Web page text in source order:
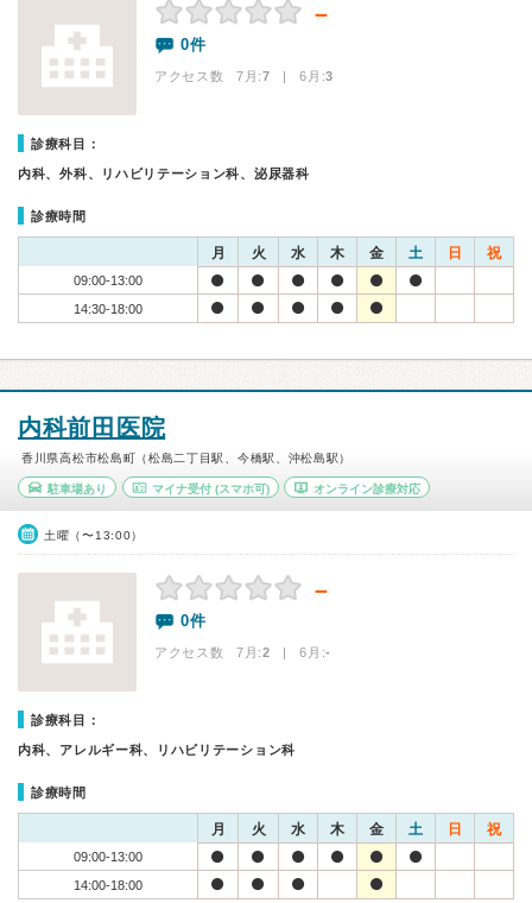
－
0件
アクセス数 7月:7 | 6月:3
診療科目：
内科、外科、リハビリテーション科、泌尿器科
診療時間
月 火 水 木 金 土 日 祝
09:00-13:00
14:30-18:00
内科前田医院
香川県高松市松島町（松島二丁目駅、今橋駅、沖松島駅）
駐車場あり マイナ受付(スマホ可) オンライン診療対応
土曜（〜13:00）
－
0件
アクセス数 7月:2 | 6月:-
診療科目：
内科、アレルギー科、リハビリテーション科
診療時間
月 火 水 木 金 土 日 祝
09:00-13:00
14:00-18:00